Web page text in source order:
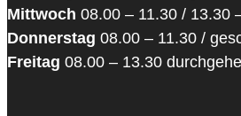
Mittwoch 08.00 – 11.30 / 13.30
Donnerstag 08.00 – 11.30 /
Freitag 08.00 – 13.30